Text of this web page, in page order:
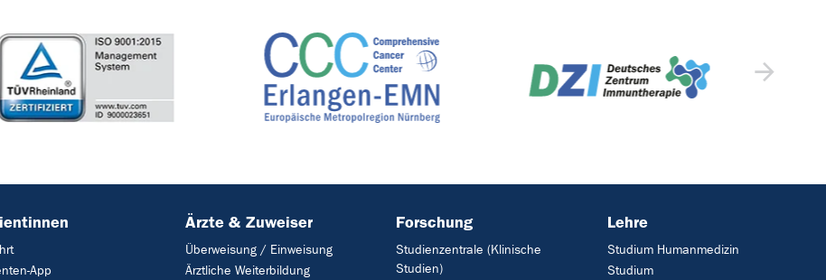
App
Ärzte & Zuweiser
Überweisung / Einweisung
Ärztliche Weiterbildung
Forschung
Studienzentrale (Klinische
Studien)
Lehre
Studium Humanmedizin
Studium